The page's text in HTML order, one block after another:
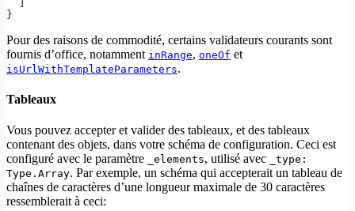
}
Pour des raisons de commodité, certains validateurs courants sont
fournis d’office, notamment inRange, oneOf et
isUrlWithTemplateParameters.
Tableaux
Vous pouvez accepter et valider des tableaux, et des tableaux
contenant des objets, dans votre schéma de configuration. Ceci est
configuré avec le paramètre
_elements, utilisé avec
_type:
Type.Array. Par exemple, un schéma qui accepterait un tableau de
chaînes de caractères d’une longueur maximale de 30 caractères
ressemblerait à ceci: